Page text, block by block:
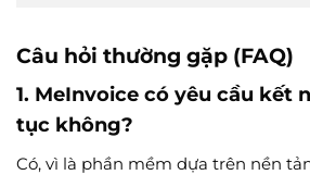
Câu hỏi thường gặp (FAQ)
1. MeInvoice có yêu cầu kết
tục không?
Có, vì là phần mềm dựa trên nền